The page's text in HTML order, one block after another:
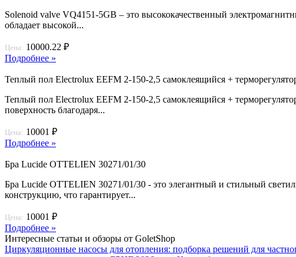
Solenoid valve VQ4151-5GB – это высококачественный
обладает высокой...
Цена: 10000.22 ₽
Подробнее »
Теплый пол Electrolux EEFM 2-150-2,5 самоклеящийся +
Теплый пол Electrolux EEFM 2-150-2,5 самоклеящийся +
поверхность благодаря...
Цена: 10001 ₽
Подробнее »
Бра Lucide OTTELIEN 30271/01/30
Бра Lucide OTTELIEN 30271/01/30 - это элегантный и стильный
конструкцию, что гарантирует...
Цена: 10001 ₽
Подробнее »
Интересные статьи и обзоры от GoletShop
Циркуляционные насосы для отопления: подборка решений для